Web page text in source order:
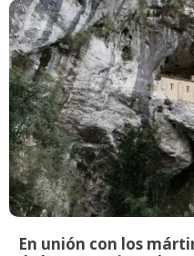
En unión con los